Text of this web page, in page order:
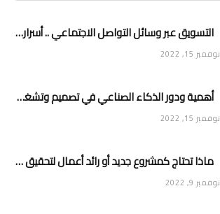
التسويق عبر وسائل التواصل الاجتماعي .. أسرار وأفكار
نوفمبر 15, 2022
أهمية ودور الذكاء الصناعي في تصميم وتشغيل تطبيقات الجوال
نوفمبر 15, 2022
ماذا تحتاج كمشروع جديد أو رائد أعمال لتحقيق تأثير وانتشار في السوق
نوفمبر 9, 2022